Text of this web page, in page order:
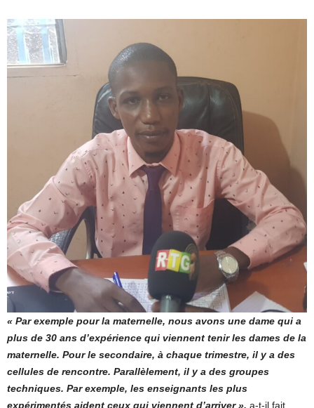
« Par exemple pour la maternelle, nous avons une dame qui a
plus de 30 ans d’expérience qui viennent tenir les dames de la
maternelle. Pour le secondaire, à chaque trimestre, il y a des
cellules de rencontre. Parallèlement, il y a des groupes
techniques. Par exemple, les enseignants les plus
expérimentés aident ceux qui viennent d’arriver », a-t-il fait